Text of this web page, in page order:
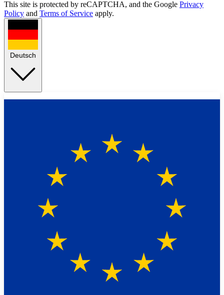
This site is protected by reCAPTCHA, and the Google Privacy
Policy and Terms of Service apply.
Deutsch